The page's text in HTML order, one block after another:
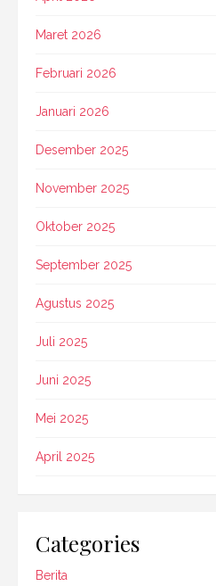
Maret 2026
Februari 2026
Januari 2026
Desember 2025
November 2025
Oktober 2025
September 2025
Agustus 2025
Juli 2025
Juni 2025
Mei 2025
April 2025
Categories
Berita